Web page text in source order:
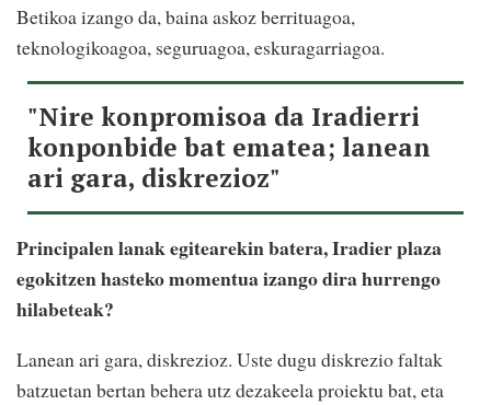
Betikoa izango da, baina askoz berrituagoa,
teknologikoagoa, seguruagoa, eskuragarriagoa.
"Nire konpromisoa da Iradierri
konponbide bat ematea; lanean
ari gara, diskrezioz"
Principalen lanak egitearekin batera, Iradier plaza
egokitzen hasteko momentua izango dira hurrengo
hilabeteak?
Lanean ari gara, diskrezioz. Uste dugu diskrezio faltak
batzuetan bertan behera utz dezakeela proiektu bat, eta